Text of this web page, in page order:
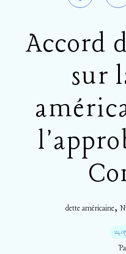
Accord
sur
dette américaine,